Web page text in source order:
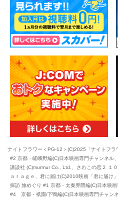
ナイトフラワー＜PG-12＞(C)2025「ナイトフラ
#2 京都・嵯峨野編(C)日本映画専門チャンネル
講談社 (C)murmur Co., Ltd.、さわこの恋２ １
ａｒａｇｅ、君に届け(C)2010映画「君に届け
探訪 旅めぐり #1 京都・太秦界隈編(C)日本映
#4 京都・祇園/下鴨編(C)日本映画専門チャン